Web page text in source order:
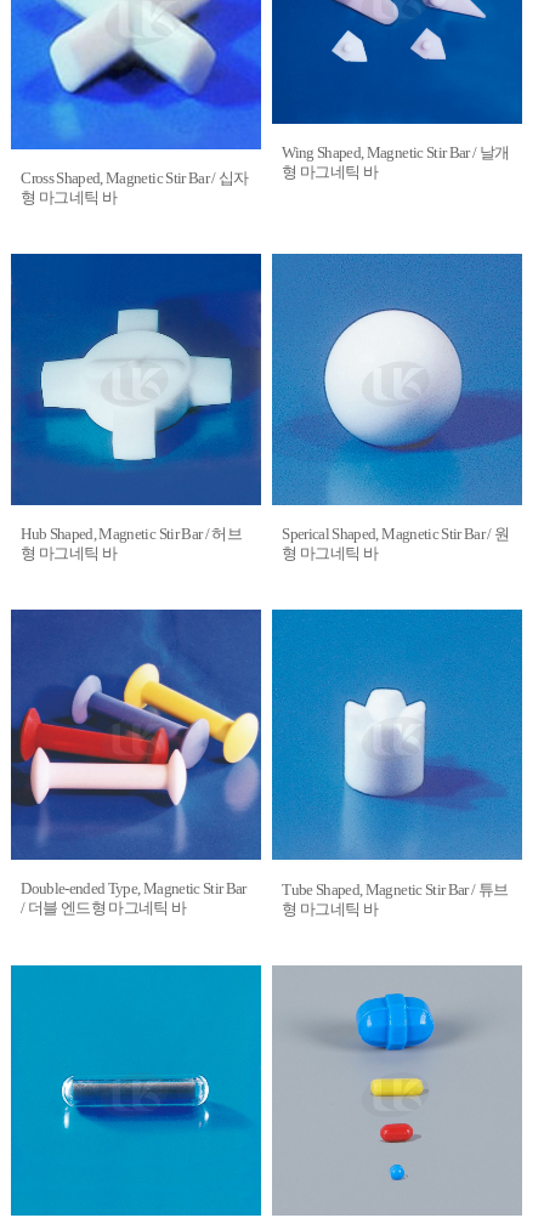
Cross Shaped, Magnetic Stir Bar / 십자
형 마그네틱 바
Wing Shaped, Magnetic Stir Bar / 날개
형 마그네틱 바
Hub Shaped, Magnetic Stir Bar / 허브
형 마그네틱 바
Sperical Shaped, Magnetic Stir Bar / 원
형 마그네틱 바
Double-ended Type, Magnetic Stir Bar
/ 더블 엔드형 마그네틱 바
Tube Shaped, Magnetic Stir Bar / 튜브
형 마그네틱 바